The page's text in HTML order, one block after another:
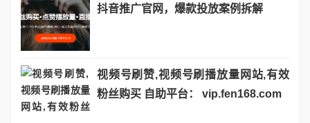
抖音推广官网，爆款投放案例拆解
视频号刷赞,视频号刷播放量网站,有效
粉丝购买 自助平台： vip.fen168.com